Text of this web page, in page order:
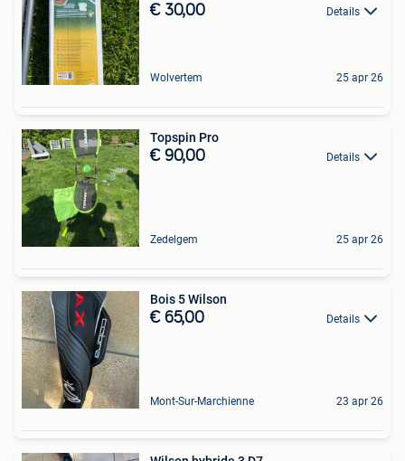
€ 30,00 Details
Wolvertem 25 apr 26
Topspin Pro
€ 90,00 Details
Zedelgem 25 apr 26
Bois 5 Wilson
€ 65,00 Details
Mont-Sur-Marchienne 23 apr 26